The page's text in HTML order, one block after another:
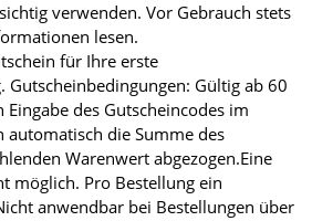
verwenden. Vor Gebrauch stets
lesen.
für Ihre erste
Gutscheinbedingungen: Gültig ab 60
Eingabe des Gutscheincodes im
die Summe des
Warenwert abgezogen.Eine
möglich. Pro Bestellung ein
anwendbar bei Bestellungen über